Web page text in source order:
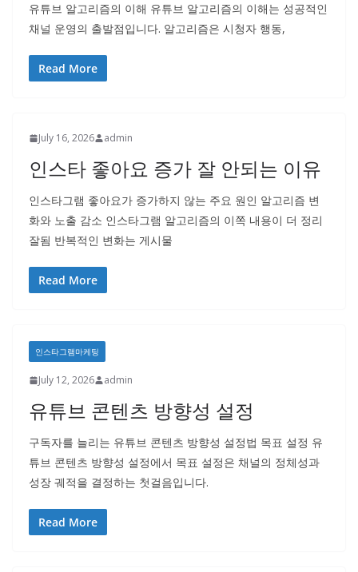
유튜브 알고리즘의 이해 유튜브 알고리즘의 이해는 성공적인
채널 운영의 출발점입니다. 알고리즘은 시청자 행동,
Read More
July 16, 2026 admin
인스타 좋아요 증가 잘 안되는 이유
인스타그램 좋아요가 증가하지 않는 주요 원인 알고리즘 변
화와 노출 감소 인스타그램 알고리즘의 이쪽 내용이 더 정리
잘됨 반복적인 변화는 게시물
Read More
인스타그램마케팅
July 12, 2026 admin
유튜브 콘텐츠 방향성 설정
구독자를 늘리는 유튜브 콘텐츠 방향성 설정법 목표 설정 유
튜브 콘텐츠 방향성 설정에서 목표 설정은 채널의 정체성과
성장 궤적을 결정하는 첫걸음입니다.
Read More